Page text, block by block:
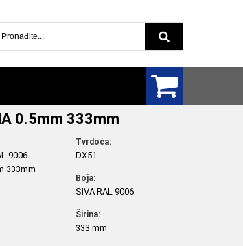
Pretraga
0.5mm 333mm
9006
333mm
Tvrdoća:
DX51
Boja:
SIVA RAL 9006
Širina:
333 mm